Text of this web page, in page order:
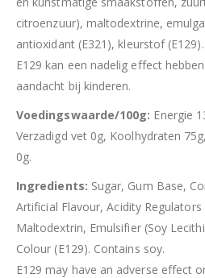
citroenzuur), maltodextrine,
antioxidant (E321), kleurstof
E129 kan een nadelig effect
aandacht bij kinderen.
Voedingswaarde/100g: Energie
Verzadigd vet 0g, Koolhydraten
0g.
Ingredients: Sugar, Gum Base,
Artificial Flavour, Acidity Regulators
Maltodextrin, Emulsifier (Soy
Colour (E129). Contains soy.
E129 may have an adverse effect